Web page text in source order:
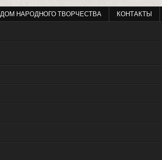
ДОМ НАРОДНОГО ТВОРЧЕСТВА КОНТАКТЫ